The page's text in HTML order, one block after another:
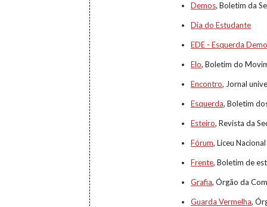
Demos, Boletim da
Dia do Estudante
EDE - Esquerda
Elo, Boletim do
Encontro, Jornal
Esquerda, Boletim
Esteiro, Revista da
Fórum, Liceu
Frente, Boletim de
Grafia, Órgão da
Guarda Vermelha,